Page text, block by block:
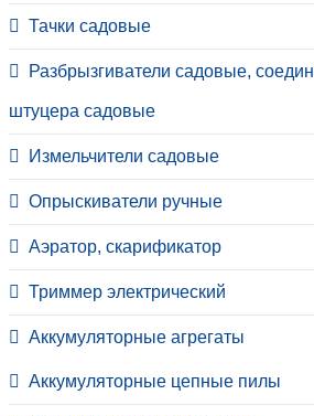
Тачки садовые
Разбрызгиватели садовые,
штуцера садовые
Измельчители садовые
Опрыскиватели ручные
Аэратор, скарификатор
Триммер электрический
Аккумуляторные агрегаты
Аккумуляторные цепные пилы